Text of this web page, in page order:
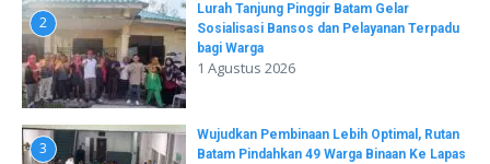
2
Lurah Tanjung Pinggir Batam Gelar
Sosialisasi Bansos dan Pelayanan Terpadu
bagi Warga
1 Agustus 2026
3
Wujudkan Pembinaan Lebih Optimal, Rutan
Batam Pindahkan 49 Warga Binaan Ke Lapas